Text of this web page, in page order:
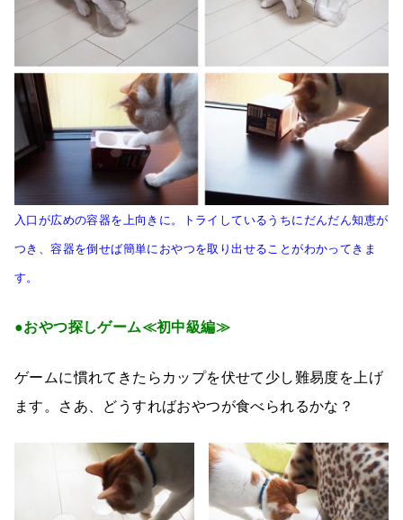
入口が広めの容器を上向きに。トライしているうちにだんだん知恵が
つき、容器を倒せば簡単におやつを取り出せることがわかってきま
す。
●おやつ探しゲーム≪初中級編≫
ゲームに慣れてきたらカップを伏せて少し難易度を上げ
ます。さあ、どうすればおやつが食べられるかな？